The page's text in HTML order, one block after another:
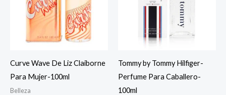
Curve Wave De Liz Claiborne
Para Mujer-100ml
Belleza
Tommy by Tommy Hilfiger-
Perfume Para Caballero-
100ml